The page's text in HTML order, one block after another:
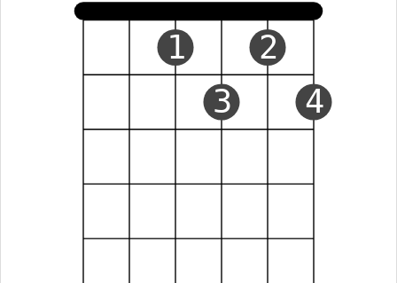
1
3
2
4